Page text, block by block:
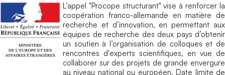
L’appel "Procope structurant" vise à renforcer la
coopération franco-allemande en matière de
recherche et d’innovation, en permettant aux
équipes de recherche des deux pays d’obtenir
un soutien à l’organisation de colloques et de
rencontres d'experts scientifiques, en vue de
collaborer sur des projets de grande envergure
au niveau national ou européen. Date limite de